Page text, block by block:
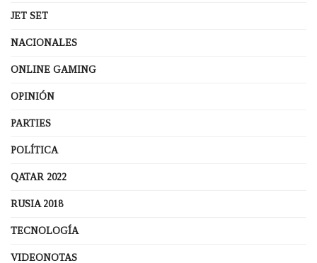
JET SET
NACIONALES
ONLINE GAMING
OPINIÓN
PARTIES
POLÍTICA
QATAR 2022
RUSIA 2018
TECNOLOGÍA
VIDEONOTAS